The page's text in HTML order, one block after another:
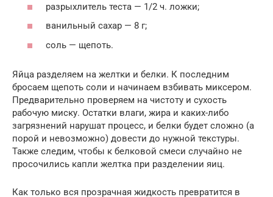
разрыхлитель теста — 1/2 ч. ложки;
ванильный сахар — 8 г;
соль — щепоть.
Яйца разделяем на желтки и белки. К последним
бросаем щепоть соли и начинаем взбивать миксером.
Предварительно проверяем на чистоту и сухость
рабочую миску. Остатки влаги, жира и каких-либо
загрязнений нарушат процесс, и белки будет сложно (а
порой и невозможно) довести до нужной текстуры.
Также следим, чтобы к белковой смеси случайно не
просочились капли желтка при разделении яиц.
Как только вся прозрачная жидкость превратится в